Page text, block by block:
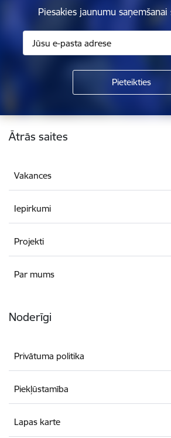
Piesakies jaunumu saņemšanai
Kājene
Ātrās saites
Vakances
Iepirkumi
Projekti
Par mums
Noderīgi
Privātuma politika
Piekļūstamība
Lapas karte